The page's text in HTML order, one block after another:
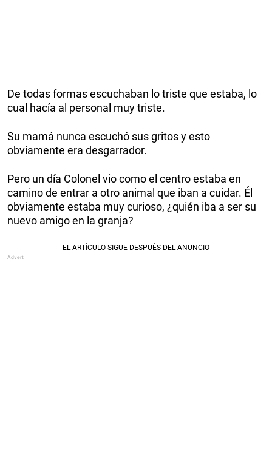
De todas formas escuchaban lo triste que estaba, lo
cual hacía al personal muy triste.
Su mamá nunca escuchó sus gritos y esto
obviamente era desgarrador.
Pero un día Colonel vio como el centro estaba en
camino de entrar a otro animal que iban a cuidar. Él
obviamente estaba muy curioso, ¿quién iba a ser su
nuevo amigo en la granja?